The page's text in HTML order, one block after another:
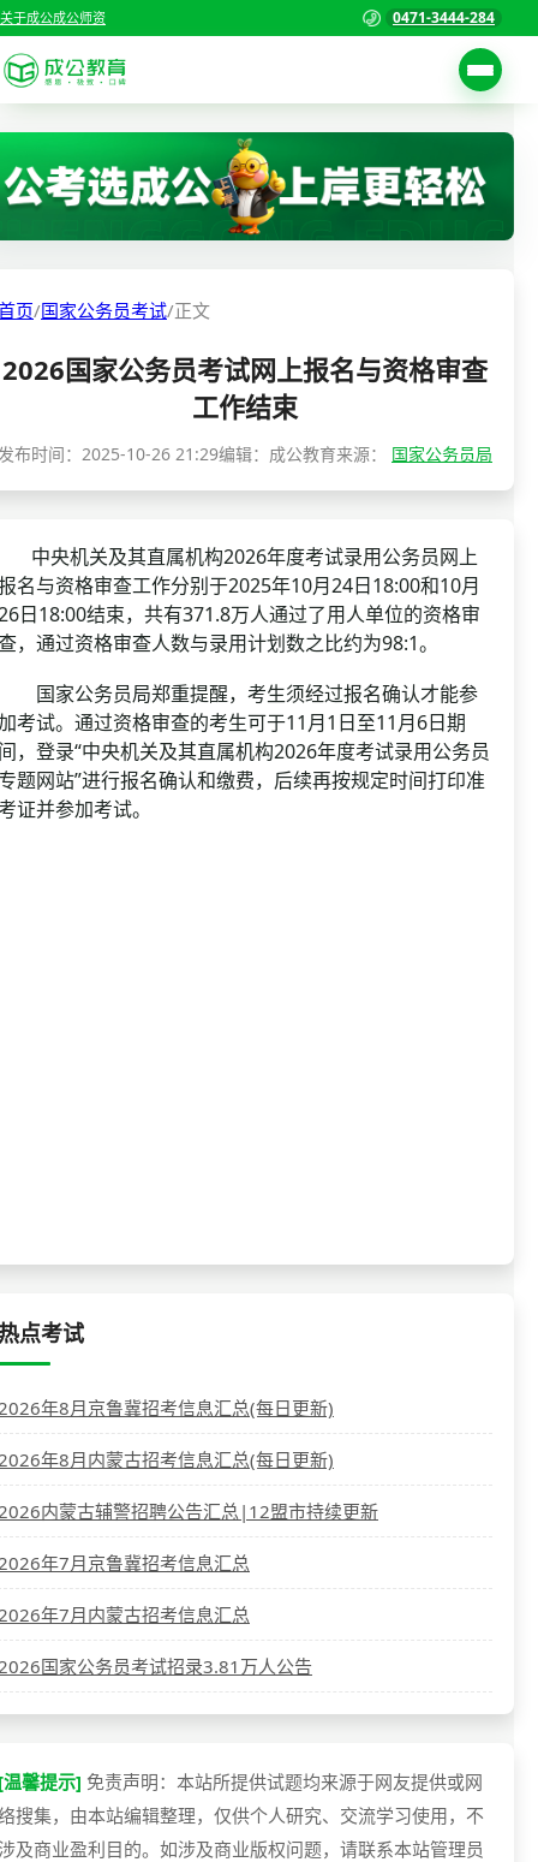
关于成公成公师资 0471-3444-284
考试公告
职位表
准考证打印
成绩查询
分数线
面试补录
历年真题
首页
国家公务员考试
三支一扶考试
警察/辅警考试
国企/银行考试
页/国家公务员考试/正文
2026国家公务员考试网上报名与资格审查
工作结束
布时间： 2025-10-26 21:29编辑：成公教育来源： 国家公务员局
央机关及其直属机构2026年度考试录用公务员网上
名与资格审查工作分别于2025年10月24日18:00和10月
日18:00结束，共有371.8万人通过了用人单位的资格审
，通过资格审查人数与录用计划数之比约为98:1。
家公务员局郑重提醒，考生须经过报名确认才能参
考试。通过资格审查的考生可于11月1日至11月6日期
，登录“中央机关及其直属机构2026年度考试录用公务员
题网站”进行报名确认和缴费，后续再按规定时间打印准
证并参加考试。
点考试
年8月京鲁冀招考信息汇总(每日更新)
年8月内蒙古招考信息汇总(每日更新)
内蒙古辅警招聘公告汇总|12盟市持续更新
年7月京鲁冀招考信息汇总
年7月内蒙古招考信息汇总
国家公务员考试招录3.81万人公告
馨提示] 免责声明：本站所提供试题均来源于网友提供或网
搜集，由本站编辑整理，仅供个人研究、交流学习使用，不
及商业盈利目的。如涉及商业版权问题，请联系本站管理员